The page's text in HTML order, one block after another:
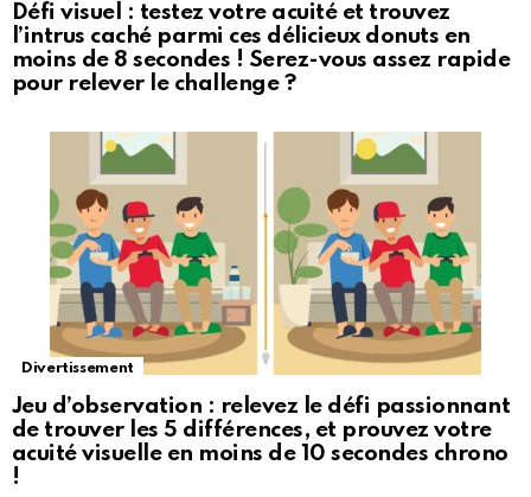
Défi visuel : testez votre acuité et trouvez
l’intrus caché parmi ces délicieux donuts en
moins de 8 secondes ! Serez-vous assez rapide
pour relever le challenge ?
Divertissement
Jeu d’observation : relevez le défi passionnant
de trouver les 5 différences, et prouvez votre
acuité visuelle en moins de 10 secondes chrono
!